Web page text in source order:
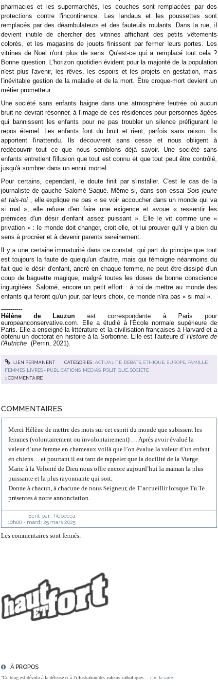
À PROPOS
"Ce blog est dévolu à la défense et à l'illustration des valeurs catholiques... Lire la suite
pharmacies et les supermarchés, les couches sont remplacées par des
protections contre l'incontinence. Les landaus et les poussettes sont
remplacés par des déambulateurs et des fauteuils roulants. Dans la rue, il
devient inutile de chercher des vitrines affichant des petits vêtements
colorés, et les magasins de jouets finissent par fermer leurs portes. Les
vitrines de Noël n'ont plus de sens. Qu'est-ce qui a remplacé tout cela ?
Bonne question. L'horizon quotidien évident pour la majorité de la population
n'est plus l'avenir, les rêves, les espoirs et les projets en gestation, mais
l'inévitable gestion de la maladie et de la mort. Être croque-mort devient un
métier prometteur.
Une société sans enfants baigne dans une atmosphère feutrée où aucun
bruit ne devrait résonner, à l'image de ces résidences pour personnes âgées
qui bannissent les enfants pour ne pas troubler un silence préfigurant le
repos éternel. Les enfants font du bruit et rient, parfois sans raison. Ils
apportent l'inattendu. Ils découvrent sans cesse et nous obligent à
redécouvrir tout ce que nous semblons déjà savoir. Une société sans
enfants entretient l'illusion que tout est connu et que tout peut être contrôlé,
jusqu'à sombrer dans un ennui mortel.
Pour certains, cependant, le doute finit par s'installer. C'est le cas de la
journaliste de gauche Salomé Saqué. Même si, dans son essai Sois jeune
et tais-toi, elle explique ne pas « se voir accoucher dans un monde qui va
si mal », elle refuse d'en faire une exigence et avoue « ressentir les
prémices d'un désir d'enfant assez puissant ». Elle le vit comme une «
privation » : le monde doit changer, croit-elle, et lui prouver qu'il y a bien du
sens à procréer et à devenir parents sereinement.
Il y a une certaine immaturité dans ce constat, qui part du principe que tout
est toujours la faute de quelqu'un d'autre, mais qui témoigne néanmoins du
fait que le désir d'enfant, ancré en chaque femme, ne peut être dissipé d'un
coup de baguette magique, malgré toutes les doses de bonne conscience
ingurgitées. Salomé, encore un petit effort : à toi de mettre au monde des
enfants qui feront qu'un jour, par leurs choix, ce monde n'ira pas « si mal ».
-----------
Hélène de Lauzun est correspondante à Paris pour
europeanconservative.com. Elle a étudié à l'École normale supérieure de
Paris. Elle a enseigné la littérature et la civilisation françaises à Harvard et a
obtenu un doctorat en histoire à la Sorbonne. Elle est l'auteure d' Histoire de
l'Autriche (Perrin, 2021).
LIEN PERMANENT CATÉGORIES :ACTUALITÉ, DÉBATS, ETHIQUE, EUROPE, FAMILLE,
FEMMES LIVRES - PUBLICATIONS MÉDIAS POLITIQUE ,SOCIÉTÉ
1 COMMENTAIRE
COMMENTAIRES
Merci Hélène de mettre des mots sur cet esprit du monde que subissent les
femmes (volontairement ou involontairement) … Après avoir évalué la
valeur d’une femme en chameaux voilà que l’on évalue la valeur d’un enfant
en chiens… et pourtant il est tant de rappeler que la docilité de la Vierge
Marie à la Volonté de Dieu nous offre encore aujourd’hui la maman la plus
puissante et la plus rayonnante qui soit.
Donne à chacun, à chacune de nous Seigneur, de T’accueillir lorsque Tu Te
présentes à notre annonciation.
Écrit par : Rébécca
10h00- mardi 25 mars 2025
Les commentaires sont fermés.